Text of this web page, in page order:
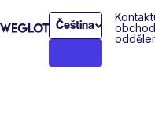
Čeština